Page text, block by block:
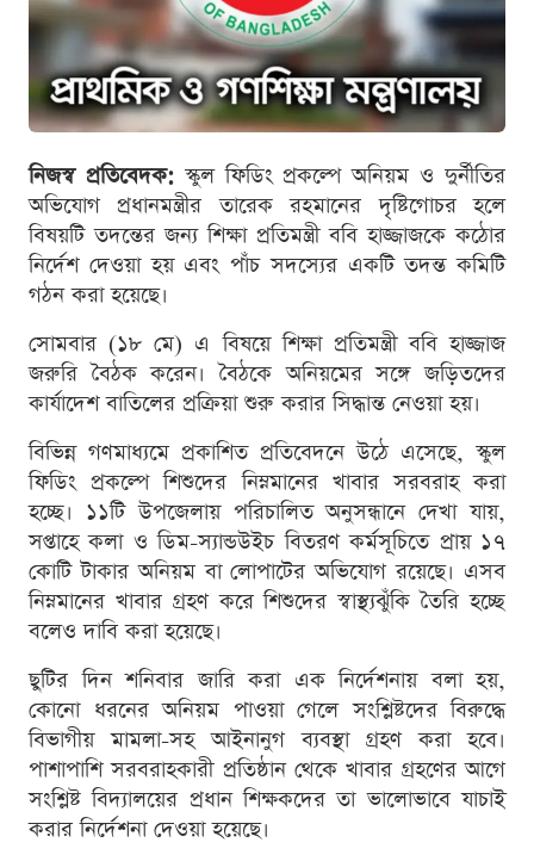
নিজস্ব প্রতিবেদক:স্কুল ফিডিং প্রকল্পে অনিয়ম ও দুর্নীতির
অভিযোগ প্রধানমন্ত্রীর তারেক রহমানের দৃষ্টিগোচর হলে
বিষয়টি তদন্তের জন্য শিক্ষা প্রতিমন্ত্রী ববি হাজ্জাজকে কঠোর
নির্দেশ দেওয়া হয় এবং পাঁচ সদস্যের একটি তদন্ত কমিটি
গঠন করা হয়েছে।
সোমবার (১৮ মে) এ বিষয়ে শিক্ষা প্রতিমন্ত্রী ববি হাজ্জাজ
জরুরি বৈঠক করেন। বৈঠকে অনিয়মের সঙ্গে জড়িতদের
কার্যাদেশ বাতিলের প্রক্রিয়া শুরু করার সিদ্ধান্ত নেওয়া হয়।
বিভিন্ন গণমাধ্যমে প্রকাশিত প্রতিবেদনে উঠে এসেছে, স্কুল
ফিডিং প্রকল্পে শিশুদের নিম্নমানের খাবার সরবরাহ করা
হচ্ছে। ১১টি উপজেলায় পরিচালিত অনুসন্ধানে দেখা যায়,
সপ্তাহে কলা ও ডিম-স্যান্ডউইচ বিতরণ কর্মসূচিতে প্রায় ১৭
কোটি টাকার অনিয়ম বা লোপাটের অভিযোগ রয়েছে। এসব
নিম্নমানের খাবার গ্রহণ করে শিশুদের স্বাস্থ্যঝুঁকি তৈরি হচ্ছে
বলেও দাবি করা হয়েছে।
ছুটির দিন শনিবার জারি করা এক নির্দেশনায় বলা হয়,
কোনো ধরনের অনিয়ম পাওয়া গেলে সংশ্লিষ্টদের বিরুদ্ধে
বিভাগীয় মামলা-সহ আইনানুগ ব্যবস্থা গ্রহণ করা হবে।
পাশাপাশি সরবরাহকারী প্রতিষ্ঠান থেকে খাবার গ্রহণের আগে
সংশ্লিষ্ট বিদ্যালয়ের প্রধান শিক্ষকদের তা ভালোভাবে যাচাই
করার নির্দেশনা দেওয়া হয়েছে।